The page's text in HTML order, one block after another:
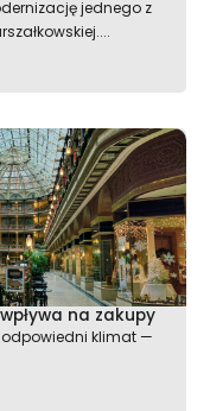
jednego z
na zakupy
odpowiedni klimat —